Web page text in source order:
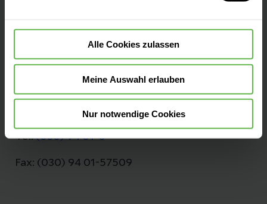
Alle Cookies zulassen
Meine Auswahl erlauben
Nur notwendige Cookies
Schwanebecker Chaussee 50
Anfahrt auf Google Maps
Tel:(030) 94 01-0
Fax: (030) 94 01-57509